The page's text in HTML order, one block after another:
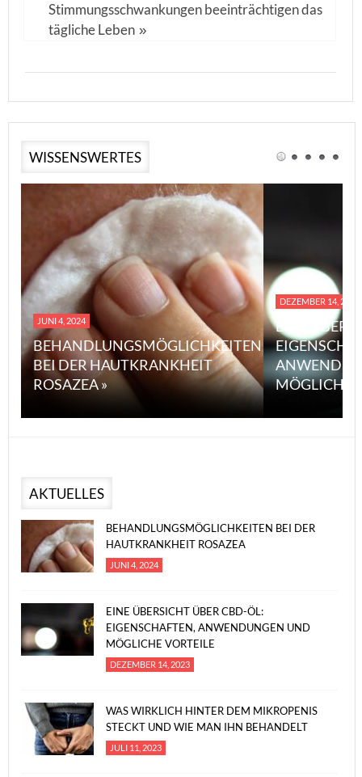
Stimmungsschwankungen beeinträchtigen das
tägliche Leben »
WISSENSWERTES
JUNI 4, 2024
BEHANDLUNGSMÖGLICHKEITEN
BEI DER HAUTKRANKHEIT
ROSAZEA »
DEZEMBER 14, 2023
EINE
MÖGLICHE
AKTUELLES
BEHANDLUNGSMÖGLICHKEITEN BEI DER
HAUTKRANKHEIT ROSAZEA
JUNI 4, 2024
EINE ÜBERSICHT ÜBER CBD-ÖL:
EIGENSCHAFTEN, ANWENDUNGEN UND
MÖGLICHE VORTEILE
DEZEMBER 14, 2023
WAS WIRKLICH HINTER DEM MIKROPENIS
STECKT UND WIE MAN IHN BEHANDELT
JULI 11, 2023